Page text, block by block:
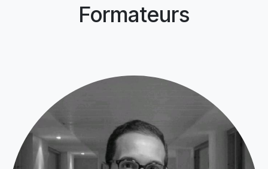
Formateurs